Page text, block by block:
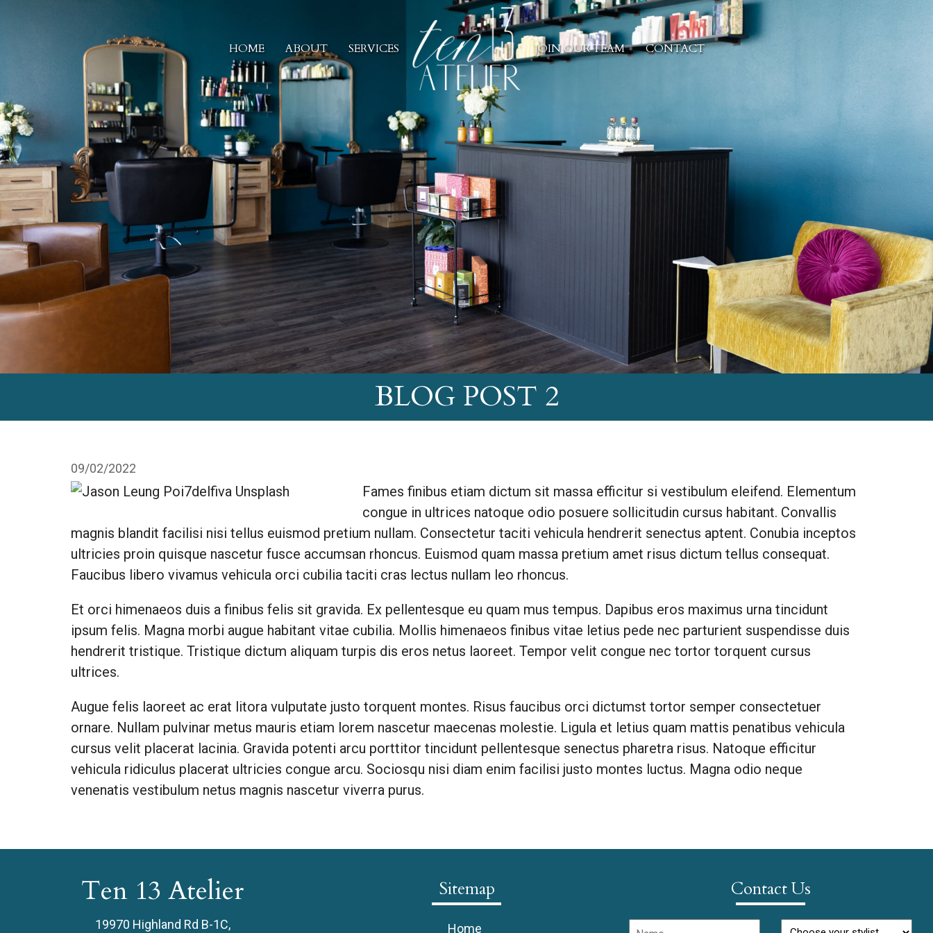
HOME ABOUT SERVICES JOIN OUR TEAM CONTACT
BLOG POST 2
09/02/2022
Fames finibus etiam dictum sit massa efficitur si vestibulum eleifend. Elementum
congue in ultrices natoque odio posuere sollicitudin cursus habitant. Convallis
magnis blandit facilisi nisi tellus euismod pretium nullam. Consectetur taciti vehicula hendrerit senectus aptent. Conubia inceptos
ultricies proin quisque nascetur fusce accumsan rhoncus. Euismod quam massa pretium amet risus dictum tellus consequat.
Faucibus libero vivamus vehicula orci cubilia taciti cras lectus nullam leo rhoncus.
Et orci himenaeos duis a finibus felis sit gravida. Ex pellentesque eu quam mus tempus. Dapibus eros maximus urna tincidunt
ipsum felis. Magna morbi augue habitant vitae cubilia. Mollis himenaeos finibus vitae letius pede nec parturient suspendisse duis
hendrerit tristique. Tristique dictum aliquam turpis dis eros netus laoreet. Tempor velit congue nec tortor torquent cursus
ultrices.
Augue felis laoreet ac erat litora vulputate justo torquent montes. Risus faucibus orci dictumst tortor semper consectetuer
ornare. Nullam pulvinar metus mauris etiam lorem nascetur maecenas molestie. Ligula et letius quam mattis penatibus vehicula
cursus velit placerat lacinia. Gravida potenti arcu porttitor tincidunt pellentesque senectus pharetra risus. Natoque efficitur
vehicula ridiculus placerat ultricies congue arcu. Sociosqu nisi diam enim facilisi justo montes luctus. Magna odio neque
venenatis vestibulum netus magnis nascetur viverra purus.
Ten 13 Atelier
19970 Highland Rd B-1C,
Sitemap
Home
Contact Us